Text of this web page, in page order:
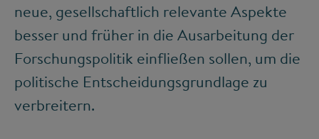
neue, gesellschaftlich relevante Aspekte
besser und früher in die Ausarbeitung der
Forschungspolitik einfließen sollen, um die
politische Entscheidungsgrundlage zu
verbreitern.